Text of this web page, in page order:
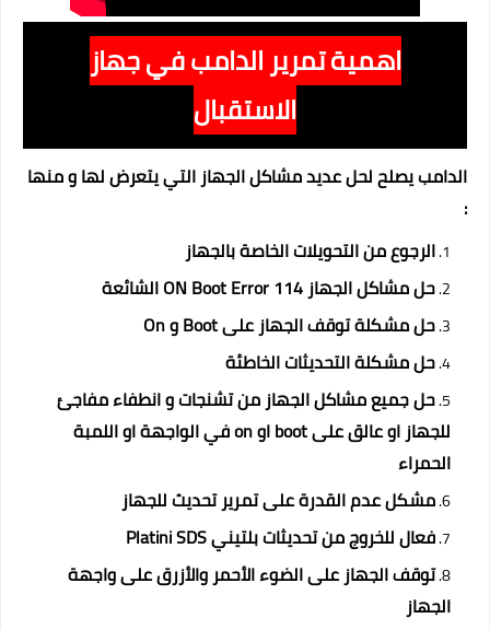
اهمية تمرير الدامب في جهاز
الاستقبال
الدامب يصلح لحل عديد مشاكل الجهاز التي يتعرض لها و منها
:
الرجوع من التحويلات الخاصة بالجهاز
حل مشاكل الجهاز ON Boot Error 114 الشائعة
حل مشكلة توقف الجهاز على Boot و On
حل مشكلة التحديثات الخاطئة
حل جميع مشاكل الجهاز من تشنجات و انطفاء مفاجئ
للجهاز او عالق على boot او on في الواجهة او اللمبة
الحمراء
مشكل عدم القدرة على تمرير تحديث للجهاز
فعال للخروج من تحديثات بلتيني Platini SDS
توقف الجهاز على الضوء الأحمر والأزرق على واجهة
الجهاز